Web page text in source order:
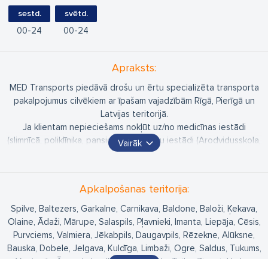
sestd.
00 24
svētd.
00 24
Apraksts:
MED Transports piedāvā drošu un ērtu specializēta transporta
pakalpojumus cilvēkiem ar īpašam vajadzībām Rīgā, Pierīgā un
Latvijas teritorijā.
Ja klientam nepieciešams nokļūt uz/no medicīnas iestādi
(slimnīcā, poliklīnika, pansionāts), mācību iestādi (Arodvidusskola,
Universitāte, Valsts Iestādes, lai nokārtotu doumentus),
dienā, 7 dienas nedēļā.
Vairāk
Apkalpošanas teritorija:
Spilve, Baltezers, Garkalne, Carnikava, Baldone, Baloži, Ķekava,
Olaine, Ādaži, Mārupe, Salaspils, Pļavnieki, Imanta, Liepāja, Cēsis,
Purvciems, Valmiera, Jēkabpils, Daugavpils, Rēzekne, Alūksne,
Bauska, Dobele, Jelgava, Kuldīga, Limbaži, Ogre, Saldus, Tukums,